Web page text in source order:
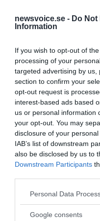
newsvoice.se - Do Not
Information
If you wish to opt-out of
processing of your
targeted advertising by
section to confirm your
opt-out request is
interest-based ads based
us or personal information
your opt-out. You may
disclosure of your
IAB’s list of downstream
also be disclosed by us to
Downstream Participants
Please note that this
not limited to your visit or
Personal Data
Google consents
Artikeln har tidigare
NewsVoice